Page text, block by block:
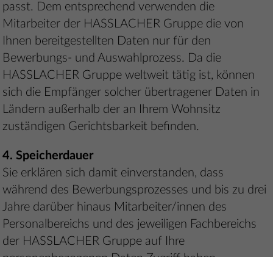
passt. Dem entsprechend verwenden die
Mitarbeiter der HASSLACHER Gruppe die von
Ihnen bereitgestellten Daten nur für den
Bewerbungs- und Auswahlprozess. Da die
HASSLACHER Gruppe weltweit tätig ist, können
sich die Empfänger solcher übertragener Daten in
Ländern außerhalb der an Ihrem Wohnsitz
zuständigen Gerichtsbarkeit befinden.
4. Speicherdauer
Sie erklären sich damit einverstanden, dass
während des Bewerbungsprozesses und bis zu drei
Jahre darüber hinaus Mitarbeiter/innen des
Personalbereichs und des jeweiligen Fachbereichs
der HASSLACHER Gruppe auf Ihre